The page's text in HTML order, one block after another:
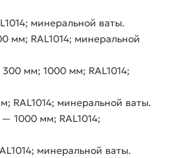
минеральной ваты.
мм; RAL1014; минеральной
мм; 1000 мм; RAL1014;
RAL1014; минеральной ваты.
1000 мм; RAL1014;
минеральной ваты.